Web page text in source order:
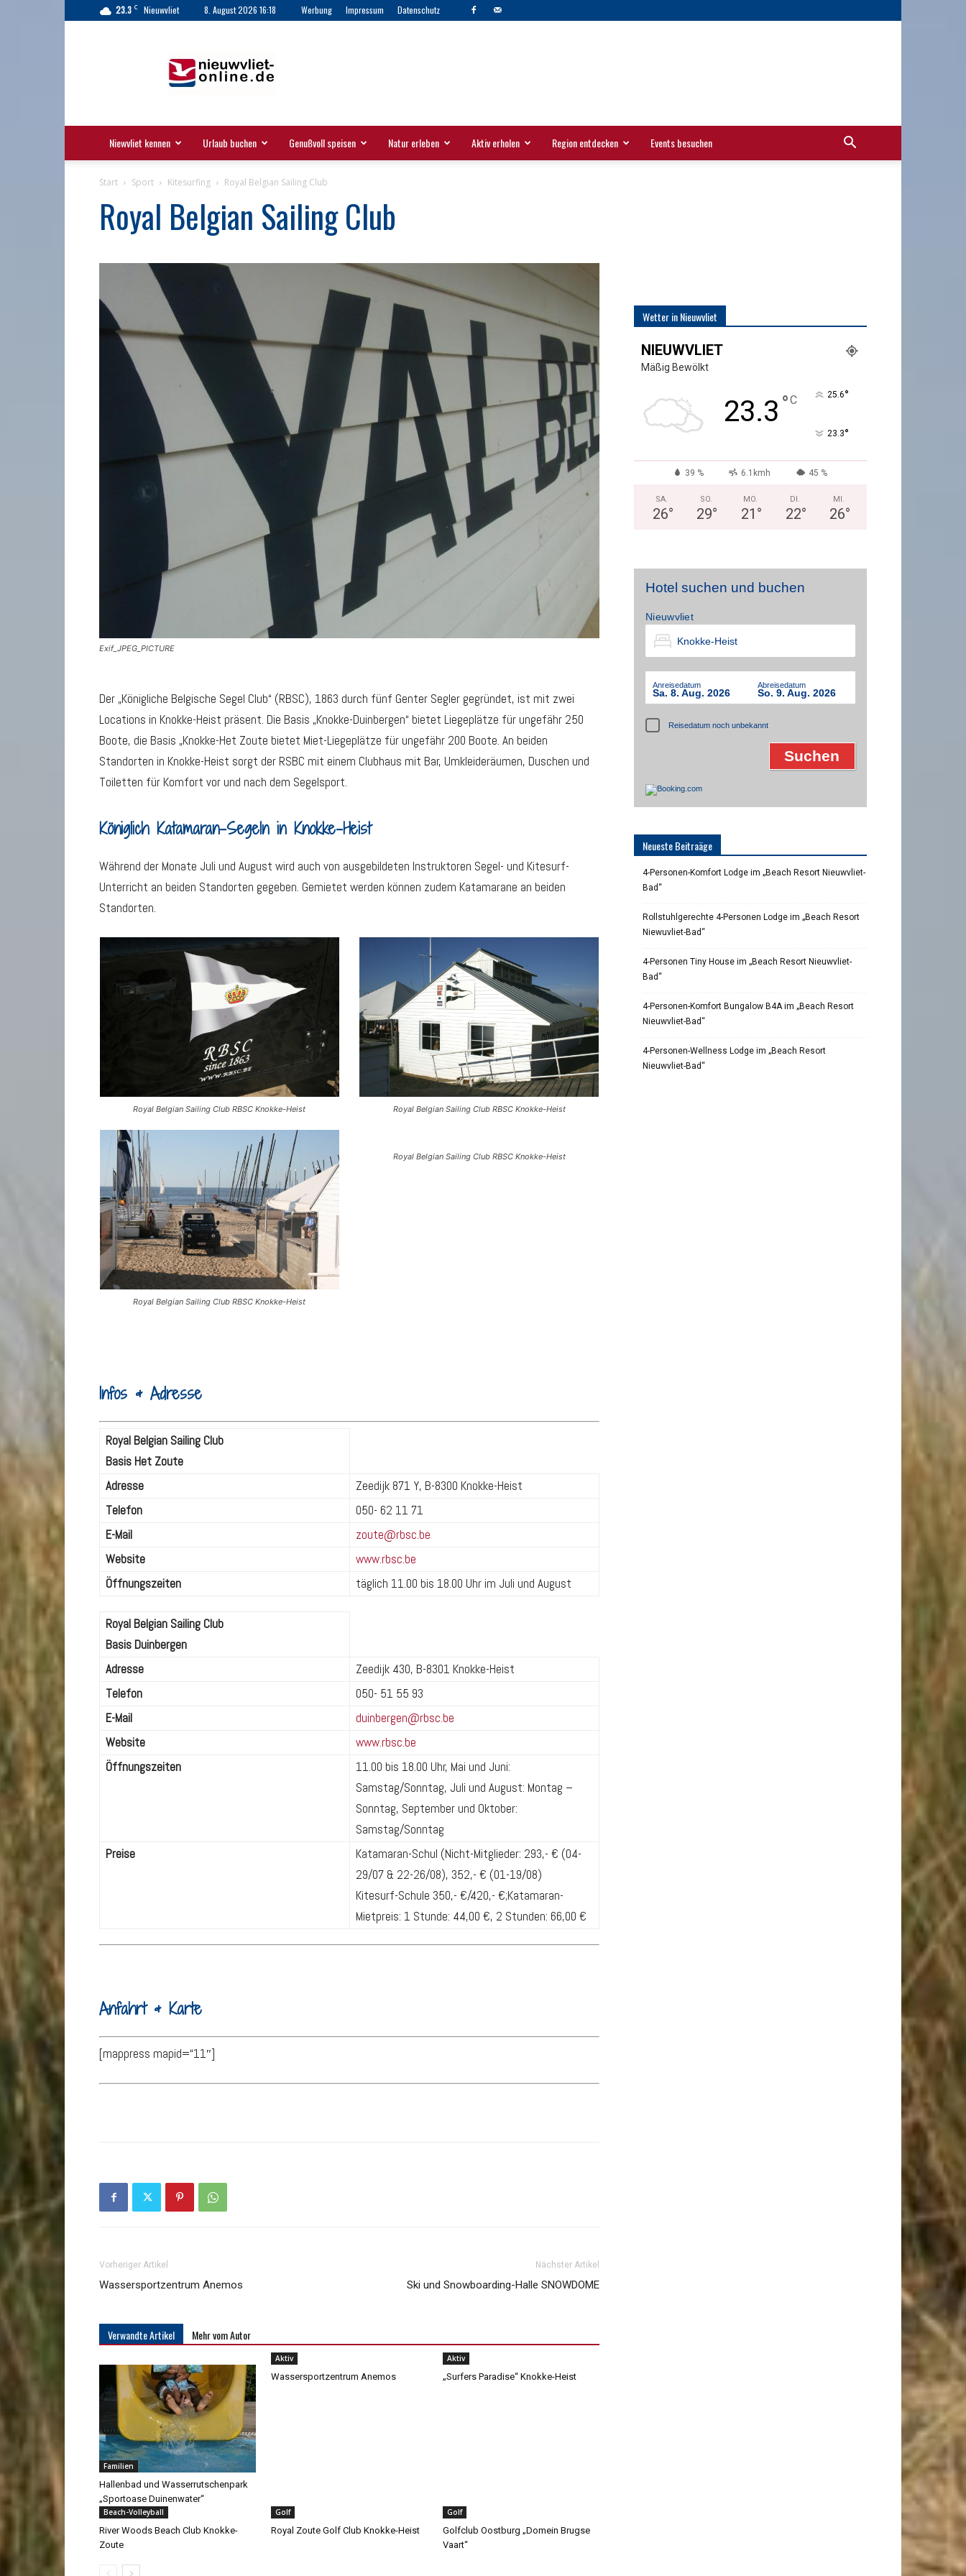
23.3 C Nieuwvliet 8. August 2026 16:18 Werbung Impressum Datenschutz
|
Nieuwvliet-
Touristinformation
Niewvliet kennen Urlaub buchen Genußvoll speisen Natur erleben Aktiv erholen Region entdecken Events besuchen
Start Sport Kitesurfing Royal Belgian Sailing Club
Royal Belgian Sailing Club
Exif_JPEG_PICTURE
Der „Königliche Belgische Segel Club“ (RBSC), 1863 durch fünf Genter Segler gegründet, ist mit zwei
Locations in Knokke-Heist präsent. Die Basis „Knokke-Duinbergen“ bietet Liegeplätze für ungefähr 250
Boote, die Basis „Knokke-Het Zoute bietet Miet-Liegeplätze für ungefähr 200 Boote. An beiden
Standorten in Knokke-Heist sorgt der RSBC mit einem Clubhaus mit Bar, Umkleideräumen, Duschen und
Toiletten für Komfort vor und nach dem Segelsport.
Königlich Katamaran-Segeln in Knokke-Heist
Während der Monate Juli und August wird auch von ausgebildeten Instruktoren Segel- und Kitesurf-
Unterricht an beiden Standorten gegeben. Gemietet werden können zudem Katamarane an beiden
Standorten.
Royal Belgian Sailing Club RBSC Knokke-Heist Royal Belgian Sailing Club RBSC Knokke-Heist
Royal Belgian Sailing Club RBSC Knokke-Heist
Royal Belgian Sailing Club RBSC Knokke-Heist
Infos & Adresse
Royal Belgian Sailing Club
Basis Het Zoute
Adresse
Zeedijk 871 Y, B-8300 Knokke-Heist
Telefon
050- 62 11 71
E-Mail
zoute@rbsc.be
Website
www.rbsc.be
Öffnungszeiten
täglich 11.00 bis 18.00 Uhr im Juli und August
Royal Belgian Sailing Club
Basis Duinbergen
Adresse
Zeedijk 430, B-8301 Knokke-Heist
Telefon
050- 51 55 93
E-Mail
duinbergen@rbsc.be
Website
www.rbsc.be
Öffnungszeiten
11.00 bis 18.00 Uhr, Mai und Juni:
Samstag/Sonntag, Juli und August: Montag –
Sonntag, September und Oktober:
Samstag/Sonntag
Preise
Katamaran-Schul (Nicht-Mitglieder: 293,- € (04-
29/07 & 22-26/08), 352,- € (01-19/08)
Kitesurf-Schule 350,- €/420,- €;Katamaran-
Mietpreis: 1 Stunde: 44,00 €, 2 Stunden: 66,00 €
Anfahrt & Karte
[mappress mapid=“11″]
Vorheriger Artikel
Wassersportzentrum Anemos
Nächster Artikel
Ski und Snowboarding-Halle SNOWDOME
Verwandte Artikel Mehr vom Autor
Familien
Hallenbad und Wasserrutschenpark
„Sportoase Duinenwater“
Aktiv
Wassersportzentrum Anemos
Aktiv
„Surfers Paradise“ Knokke-Heist
Beach-Volleyball
River Woods Beach Club Knokke-
Zoute
Golf
Royal Zoute Golf Club Knokke-Heist
Golf
Golfclub Oostburg „Domein Brugse
Vaart“
Wetter in Nieuwvliet
NIEUWVLIET
Mäßig Bewölkt
23.3 °C 25.6°
23.3°
39 % 6.1kmh 45 %
SA.
26°
SO.
29°
MO.
21 °
DI.
22°
MI.
26°
Hotel suchen und buchen
Nieuwvliet
Anreisedatum
Sa. 8. Aug. 2026
Abreisedatum
So. 9. Aug. 2026
Reisedatum noch unbekannt
Neueste Beitraäge
4-Personen-Komfort Lodge im „Beach Resort Nieuwvliet-
Bad“
Rollstuhlgerechte 4-Personen Lodge im „Beach Resort
Niewuvliet-Bad“
4-Personen Tiny House im „Beach Resort Nieuwvliet-
Bad“
4-Personen-Komfort Bungalow B4A im „Beach Resort
Nieuwvliet-Bad“
4-Personen-Wellness Lodge im „Beach Resort
Nieuwvliet-Bad“